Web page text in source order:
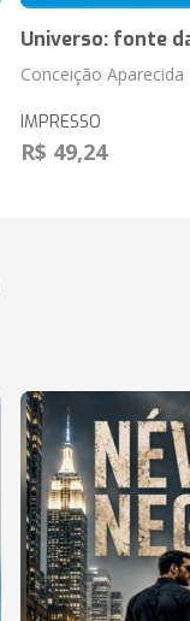
Universo: fonte
Conceição
IMPRESSO
R$ 49,24